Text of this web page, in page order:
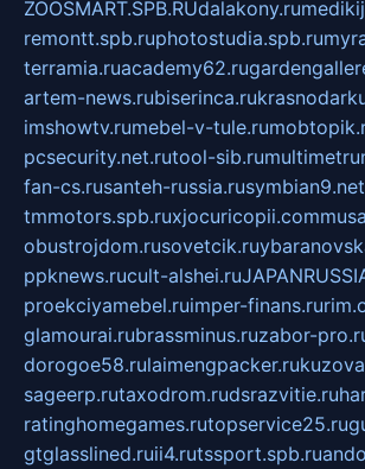
ZOOSMART.SPB.RUdalakony.ru
remontt.spb.ruphotostudia.spb.ru
terramia.ruacademy62.ru
artem-news.rubiserinca.ru
imshowtv.rumebel-v-tule.ru
pcsecurity.net.rutool-sib.ru
fan-cs.rusanteh-russia.ru
tmmotors.spb.ruxjocuricopii.com
obustrojdom.rusovetcik.ru
ppknews.rucult-alshei.ru
proekciyamebel.ruimper-finans.ru
glamourai.rubrassminus.ruzabor-
dorogoe58.rulaimengpacker.ru
sageerp.rutaxodrom.rudsrazvitie.ru
ratinghomegames.rutopservice25.ru
gtglasslined.ruii4.rutssport.spb.ru